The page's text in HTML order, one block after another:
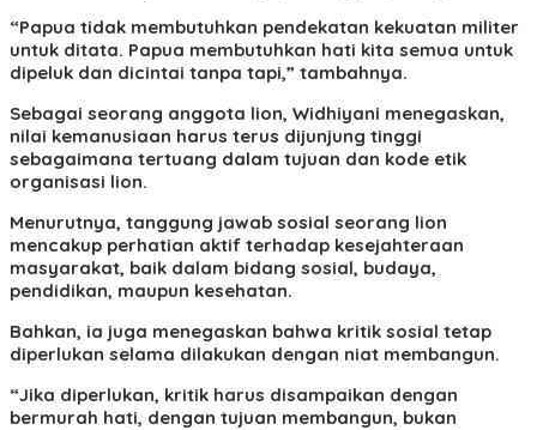
“Papua tidak membutuhkan pendekatan kekuatan militer
untuk ditata. Papua membutuhkan hati kita semua untuk
dipeluk dan dicintai tanpa tapi,” tambahnya.
Sebagai seorang anggota lion, Widhiyani menegaskan,
nilai kemanusiaan harus terus dijunjung tinggi
sebagaimana tertuang dalam tujuan dan kode etik
organisasi lion.
Menurutnya, tanggung jawab sosial seorang lion
mencakup perhatian aktif terhadap kesejahteraan
masyarakat, baik dalam bidang sosial, budaya,
pendidikan, maupun kesehatan.
Bahkan, ia juga menegaskan bahwa kritik sosial tetap
diperlukan selama dilakukan dengan niat membangun.
“Jika diperlukan, kritik harus disampaikan dengan
bermurah hati, dengan tujuan membangun, bukan